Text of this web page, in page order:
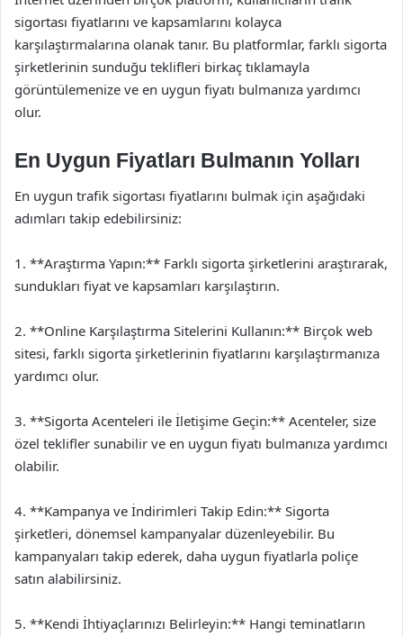
sigortası fiyatlarını ve kapsamlarını kolayca
karşılaştırmalarına olanak tanır. Bu platformlar, farklı sigorta
şirketlerinin sunduğu teklifleri birkaç tıklamayla
görüntülemenize ve en uygun fiyatı bulmanıza yardımcı
olur.
En Uygun Fiyatları Bulmanın Yolları
En uygun trafik sigortası fiyatlarını bulmak için aşağıdaki
adımları takip edebilirsiniz:
1. **Araştırma Yapın:** Farklı sigorta şirketlerini araştırarak,
sundukları fiyat ve kapsamları karşılaştırın.
2. **Online Karşılaştırma Sitelerini Kullanın:** Birçok web
sitesi, farklı sigorta şirketlerinin fiyatlarını karşılaştırmanıza
yardımcı olur.
3. **Sigorta Acenteleri ile İletişime Geçin:** Acenteler, size
özel teklifler sunabilir ve en uygun fiyatı bulmanıza yardımcı
olabilir.
4. **Kampanya ve İndirimleri Takip Edin:** Sigorta
şirketleri, dönemsel kampanyalar düzenleyebilir. Bu
kampanyaları takip ederek, daha uygun fiyatlarla poliçe
satın alabilirsiniz.
5. **Kendi İhtiyaçlarınızı Belirleyin:** Hangi teminatların